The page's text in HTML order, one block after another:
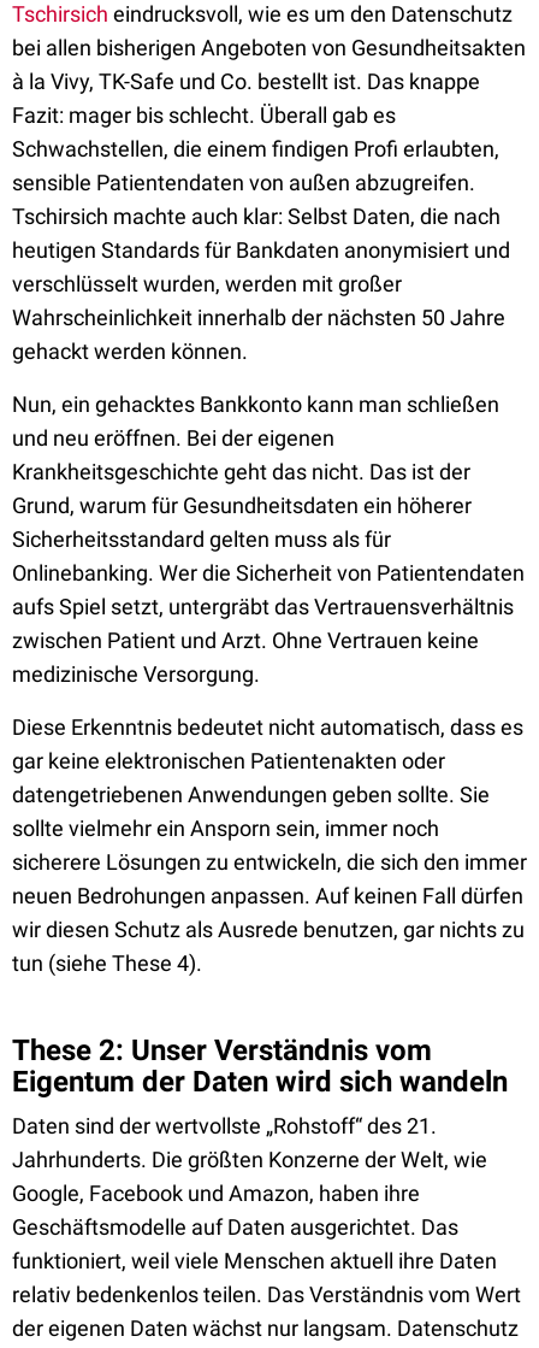
Tschirsich eindrucksvoll, wie es um den Datenschutz
bei allen bisherigen Angeboten von Gesundheitsakten
à la Vivy, TK-Safe und Co. bestellt ist. Das knappe
Fazit: mager bis schlecht. Überall gab es
Schwachstellen, die einem findigen Profi erlaubten,
sensible Patientendaten von außen abzugreifen.
Tschirsich machte auch klar: Selbst Daten, die nach
heutigen Standards für Bankdaten anonymisiert und
verschlüsselt wurden, werden mit großer
Wahrscheinlichkeit innerhalb der nächsten 50 Jahre
gehackt werden können.
Nun, ein gehacktes Bankkonto kann man schließen
und neu eröffnen. Bei der eigenen
Krankheitsgeschichte geht das nicht. Das ist der
Grund, warum für Gesundheitsdaten ein höherer
Sicherheitsstandard gelten muss als für
Onlinebanking. Wer die Sicherheit von Patientendaten
aufs Spiel setzt, untergräbt das Vertrauensverhältnis
zwischen Patient und Arzt. Ohne Vertrauen keine
medizinische Versorgung.
Diese Erkenntnis bedeutet nicht automatisch, dass es
gar keine elektronischen Patientenakten oder
datengetriebenen Anwendungen geben sollte. Sie
sollte vielmehr ein Ansporn sein, immer noch
sicherere Lösungen zu entwickeln, die sich den immer
neuen Bedrohungen anpassen. Auf keinen Fall dürfen
wir diesen Schutz als Ausrede benutzen, gar nichts zu
tun (siehe These 4).
These 2: Unser Verständnis vom
Eigentum der Daten wird sich wandeln
Daten sind der wertvollste „Rohstoff“ des 21.
Jahrhunderts. Die größten Konzerne der Welt, wie
Google, Facebook und Amazon, haben ihre
Geschäftsmodelle auf Daten ausgerichtet. Das
funktioniert, weil viele Menschen aktuell ihre Daten
relativ bedenkenlos teilen. Das Verständnis vom Wert
der eigenen Daten wächst nur langsam. Datenschutz